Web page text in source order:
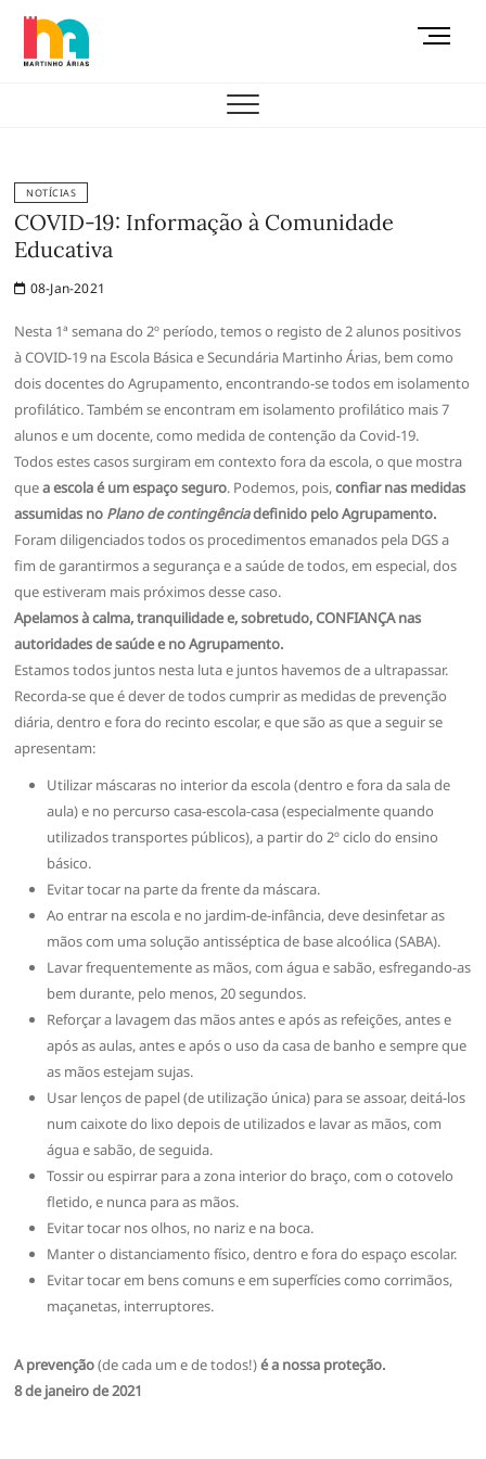
Skip
content
M
NOTÍCIAS
COVID-19: Informação à Comunidade
Educativa
08-Jan-2021
Nesta 1ª semana do 2º período, temos o registo de 2 alunos positivos
à COVID-19 na Escola Básica e Secundária Martinho Árias, bem como
dois docentes do Agrupamento, encontrando-se todos em isolamento
profilático. Também se encontram em isolamento profilático mais 7
alunos e um docente, como medida de contenção da Covid-19.
Todos estes casos surgiram em contexto fora da escola, o que mostra
quea escola é um espaço seguro. Podemos, pois,confiar nas medidas
assumidas no Plano de contingênciadefinido pelo Agrupamento.
Foram diligenciados todos os procedimentos emanados pela DGS a
fim de garantirmos a segurança e a saúde de todos, em especial, dos
que estiveram mais próximos desse caso.
Apelamos à calma, tranquilidade e, sobretudo, CONFIANÇA nas
autoridades de saúde e no Agrupamento.
Estamos todos juntos nesta luta e juntos havemos de a ultrapassar.
Recorda-se que é dever de todos cumprir as medidas de prevenção
diária, dentro e fora do recinto escolar, e que são as que a seguir se
apresentam:
Utilizar máscaras no interior da escola (dentro e fora da sala de
aula) e no percurso casa-escola-casa (especialmente quando
utilizados transportes públicos), a partir do 2º ciclo do ensino
básico.
Evitar tocar na parte da frente da máscara.
Ao entrar na escola e no jardim-de-infância, deve desinfetar as
mãos com uma solução antisséptica de base alcoólica (SABA).
Lavar frequentemente as mãos, com água e sabão, esfregando-as
bem durante, pelo menos, 20 segundos.
Reforçar a lavagem das mãos antes e após as refeições, antes e
após as aulas, antes e após o uso da casa de banho e sempre que
as mãos estejam sujas.
Usar lenços de papel (de utilização única) para se assoar, deitá-los
num caixote do lixo depois de utilizados e lavar as mãos, com
água e sabão, de seguida.
Tossir ou espirrar para a zona interior do braço, com o cotovelo
fletido, e nunca para as mãos.
Evitar tocar nos olhos, no nariz e na boca.
Manter o distanciamento físico, dentro e fora do espaço escolar.
Evitar tocar em bens comuns e em superfícies como corrimãos,
maçanetas, interruptores.
A prevenção(de cada um e de todos!)é a nossa proteção.
8 de janeiro de 2021